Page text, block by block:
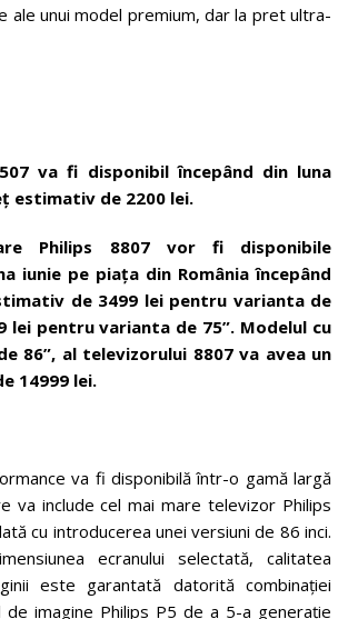
ale unui model premium, dar la pret ultra-
va fi disponibil începând din luna
estimativ de 2200 lei.
Philips 8807 vor fi disponibile
iunie pe piața din România începând
de 3499 lei pentru varianta de
lei pentru varianta de 75”. Modelul cu
86”, al televizorului 8807 va avea un
14999 lei.
va fi disponibilă într-o gamă largă
va include cel mai mare televizor Philips
cu introducerea unei versiuni de 86 inci.
ecranului selectată, calitatea
este garantată datorită combinației
imagine Philips P5 de a 5-a generație